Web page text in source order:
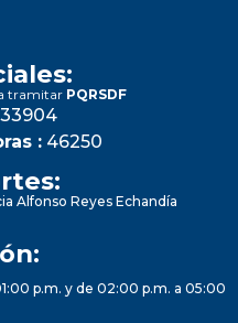
tramitar PQRSDF
: 46250
Alfonso Reyes Echandía
p.m. y de 02:00 p.m. a 05:00